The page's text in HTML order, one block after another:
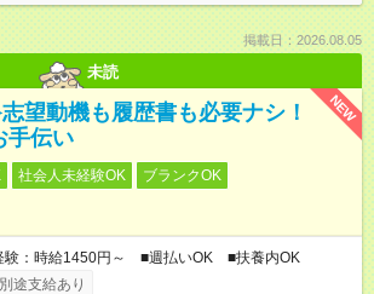
掲載日：2026.08.05
未読
NEW
望動機も履歴書も必要ナシ！
手伝い
社会人未経験OK
ブランクOK
験：時給1450円～ ■週払いOK ■扶養内OK
途支給あり